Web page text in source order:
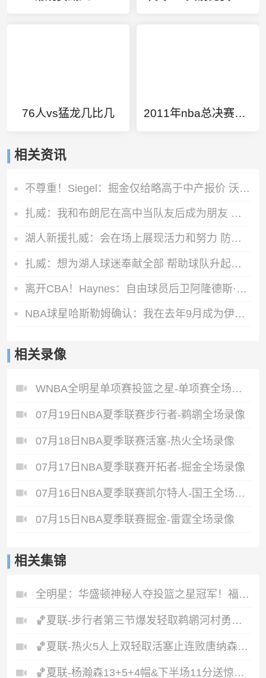
76人vs猛龙几比几 2011年nba总决赛第五场
相关资讯
不尊重！Siegel：掘金仅给略高于中产报价 沃特森已一脚迈出大门
扎威：我和布朗尼在高中当队友后成为朋友 很兴奋能再次并肩作战
湖人新援扎威：会在场上展现活力和努力 防守对方最好的球员
扎威：想为湖人球迷奉献全部 帮助球队升起第18面冠军旗帜
离开CBA！Haynes：自由球员后卫阿隆德斯·威廉姆斯签约奇才
NBA球星哈斯勒姆确认：我在去年9月成为伊普斯维奇少数股东
相关录像
WNBA全明星单项赛投篮之星-单项赛全场录像
07月19日NBA夏季联赛步行者-鹈鹕全场录像
07月18日NBA夏季联赛活塞-热火全场录像
07月17日NBA夏季联赛开拓者-掘金全场录像
07月16日NBA夏季联赛凯尔特人-国王全场录像
07月15日NBA夏季联赛掘金-雷霆全场录像
相关集锦
全明星：华盛顿神秘人夺投篮之星冠军！福德夺得三分大赛冠军！
🏀夏联-步行者第三节爆发轻取鹈鹕河村勇辉5+5+12斯劳森22分
🏀夏联-热火5人上双轻取活塞止连败唐纳森20+8+10奥科里27分
🏀夏联-杨瀚森13+5+4帽&下半场11分送惊艳妙传开拓者力克掘金